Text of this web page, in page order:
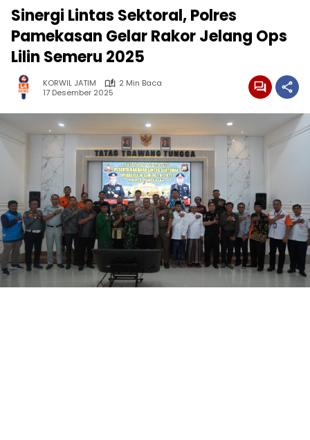
Sinergi Lintas Sektoral, Polres
Pamekasan Gelar Rakor Jelang Ops
Lilin Semeru 2025
KORWIL JATIM
2 Min Baca
17 Desember 2025